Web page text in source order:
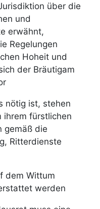
über die
und
erwähnt,
Regelungen
Hoheit und
der Bräutigam
nötig ist, stehen
ihrem fürstlichen
gemäß die
Ritterdienste
dem Wittum
werden